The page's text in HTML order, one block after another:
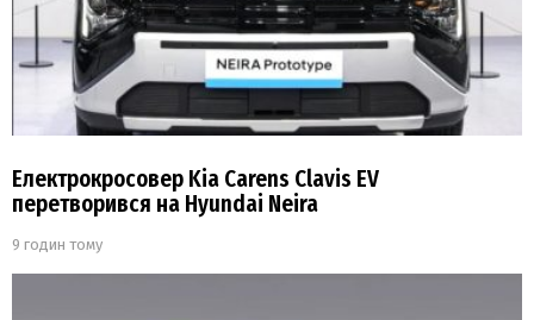
Електрокросовер Kia Carens Clavis EV
перетворився на Hyundai Neira
9 годин тому